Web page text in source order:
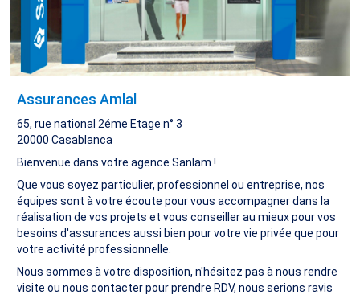
Assurances Amlal
65, rue national 2éme Etage n° 3
20000 Casablanca
Bienvenue dans votre agence Sanlam !
Que vous soyez particulier, professionnel ou entreprise, nos
équipes sont à votre écoute pour vous accompagner dans la
réalisation de vos projets et vous conseiller au mieux pour vos
besoins d'assurances aussi bien pour votre vie privée que pour
votre activité professionnelle.
Nous sommes à votre disposition, n'hésitez pas à nous rendre
visite ou nous contacter pour prendre RDV, nous serions ravis